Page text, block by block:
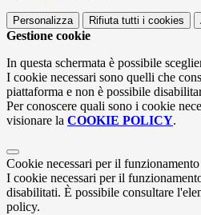
Personalizza Rifiuta tutti i cookies
Gestione cookie
In questa schermata è possibile
I cookie necessari sono quelli che
piattaforma e non è possibile
Per conoscere quali sono i cookie
visionare la COOKIE POLICY.
Cookie necessari per il funzionamento
I cookie necessari per il
disabilitati. È possibile consultare
policy.